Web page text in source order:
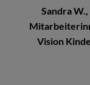
Sandra
Vision